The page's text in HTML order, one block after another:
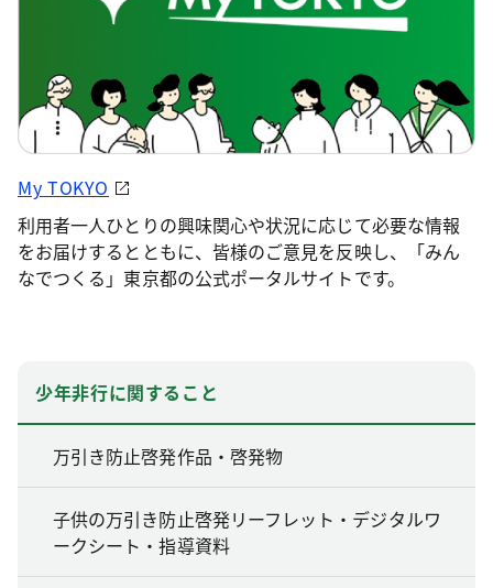
My TOKYO
利用者一人ひとりの興味関心や状況に応じて必要な情報
をお届けするとともに、皆様のご意見を反映し、「みん
なでつくる」東京都の公式ポータルサイトです。
少年非行に関すること
万引き防止啓発作品・啓発物
子供の万引き防止啓発リーフレット・デジタルワ
ークシート・指導資料